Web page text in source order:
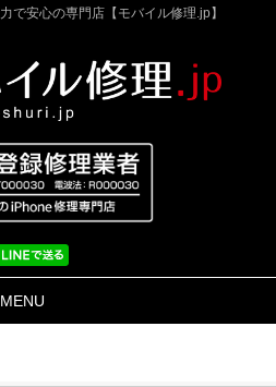
で安心の専門店【モバイル修理.jp】
MENU